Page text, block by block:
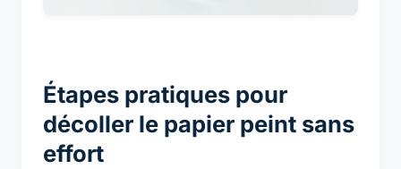
Étapes pratiques pour
décoller le papier peint sans
effort